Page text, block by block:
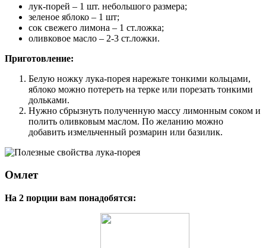
лук-порей ‒ 1 шт. небольшого размера;
зеленое яблоко ‒ 1 шт;
сок свежего лимона ‒ 1 ст.ложка;
оливковое масло ‒ 2-3 ст.ложки.
Приготовление:
Белую ножку лука-порея нарежьте тонкими кольцами,
яблоко можно потереть на терке или порезать тонкими
дольками.
Нужно сбрызнуть полученную массу лимонным соком и
полить оливковым маслом. По желанию можно
добавить измельченный розмарин или базилик.
Омлет
На 2 порции вам понадобятся: